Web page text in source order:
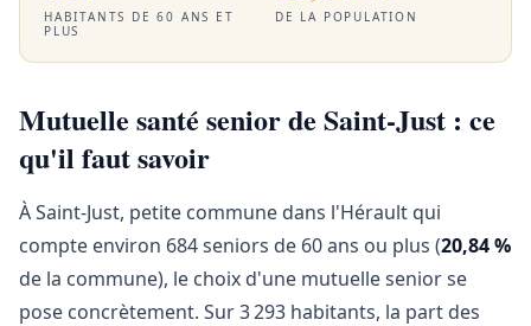
HABITANTS DE 60 ANS ET
PLUS
DE LA POPULATION
Mutuelle santé senior de Saint-Just : ce
qu'il faut savoir
À Saint-Just, petite commune dans l'Hérault qui
compte environ 684 seniors de 60 ans ou plus (20,84 %
de la commune), le choix d'une mutuelle senior se
pose concrètement. Sur 3 293 habitants, la part des